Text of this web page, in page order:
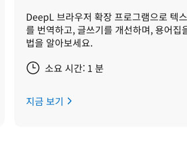
DeepL 브라우저 확장 프로그램으로 텍
를 번역하고, 글쓰기를 개선하며, 용어집
법을 알아보세요.
소요 시간: 1 분
지금 보기